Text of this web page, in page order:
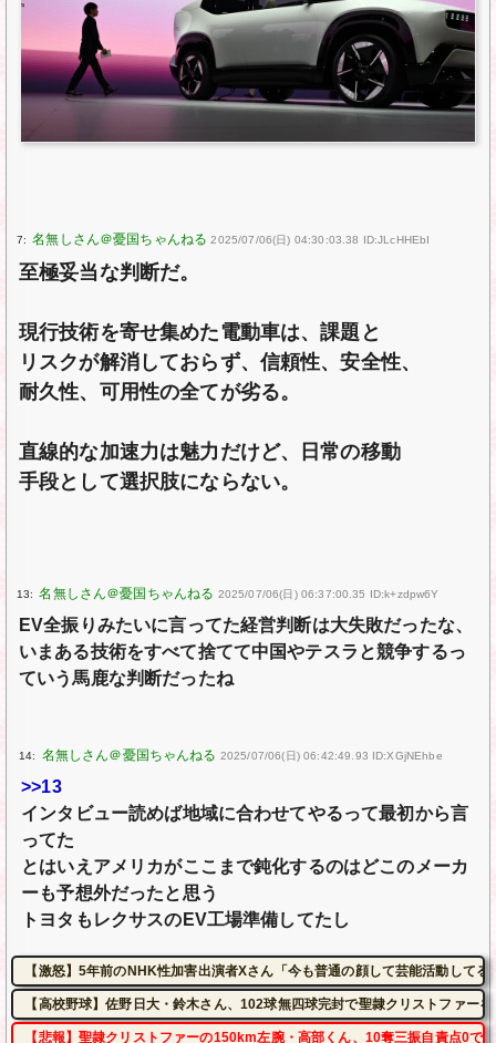
7: 2025/07/06(日) 04:30:03.38 ID:JLcHHEbI
至極妥当な判断だ。
現行技術を寄せ集めた電動車は、課題と
リスクが解消しておらず、信頼性、安全性、
耐久性、可用性の全てが劣る。
直線的な加速力は魅力だけど、日常の移動
手段として選択肢にならない。
13: 2025/07/06(日) 06:37:00.35 ID:k+zdpw6Y
EV全振りみたいに言ってた経営判断は大失敗だったな、
いまある技術をすべて捨てて中国やテスラと競争するっ
ていう馬鹿な判断だったね
14: 2025/07/06(日) 06:42:49.93 ID:XGjNEhbe
>>13
インタビュー読めば地域に合わせてやるって最初から言
ってた
とはいえアメリカがここまで鈍化するのはどこのメーカ
ーも予想外だったと思う
トヨタもレクサスのEV工場準備してたし
【激怒】5年前のNHK性加害出演者Xさん「今も普通の顔して芸能活動して
【高校野球】佐野日大・鈴木さん、102球無四球完封で聖隷クリストファー
【悲報】聖隷クリストファーの150km左腕・高部くん、10奪三振自責点0で